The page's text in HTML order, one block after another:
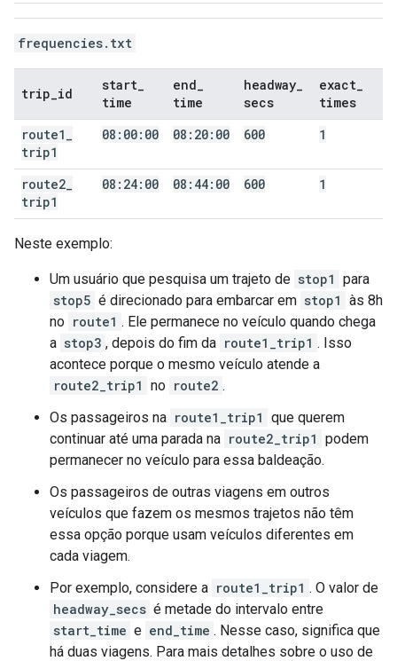
frequencies.txt
trip id
start
time
end
time
headway
secs
exact
times
route1
trip1
08:00:00 08:20:00 600 1
route2
trip1
08:24:00 08:44:00 600 1
Neste exemplo:
Um usuário que pesquisa um trajeto de stop1 para
stop5 é direcionado para embarcar em stop1 às 8h
no route1 . Ele permanece no veículo quando chega
a stop3 , depois do fim da route1_trip1 . Isso
acontece porque o mesmo veículo atende a
route2_trip1 no route2 .
Os passageiros na route1_trip1 que querem
continuar até uma parada na route2_trip1 podem
permanecer no veículo para essa baldeação.
Os passageiros de outras viagens em outros
veículos que fazem os mesmos trajetos não têm
essa opção porque usam veículos diferentes em
cada viagem.
Por exemplo, considere a route1_trip1 . O valor de
headway_secs é metade do intervalo entre
start_time e end_time . Nesse caso, significa que
há duas viagens. Para mais detalhes sobre o uso de